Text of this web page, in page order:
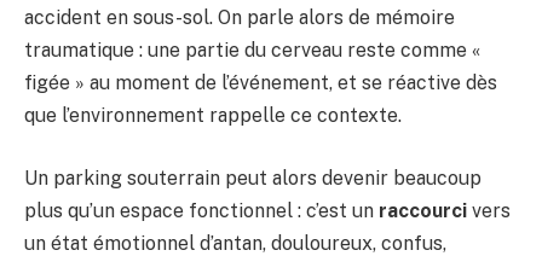
accident en sous-sol. On parle alors de mémoire
traumatique : une partie du cerveau reste comme «
figée » au moment de l’événement, et se réactive dès
que l’environnement rappelle ce contexte.
Un parking souterrain peut alors devenir beaucoup
plus qu’un espace fonctionnel : c’est un raccourci vers
un état émotionnel d’antan, douloureux, confus,